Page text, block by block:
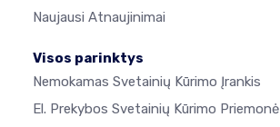
Naujausi Atnaujinimai
Visos parinktys
Nemokamas Svetainių Kūrimo Įrankis
El. Prekybos Svetainių Kūrimo Priemonė